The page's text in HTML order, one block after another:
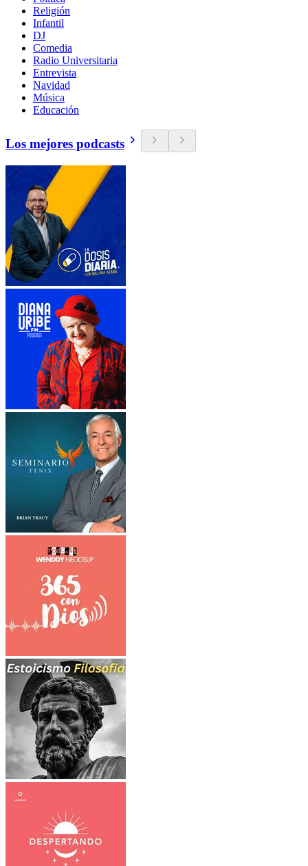
Religión
Infantil
DJ
Comedia
Radio Universitaria
Entrevista
Navidad
Música
Educación
Los mejores podcasts